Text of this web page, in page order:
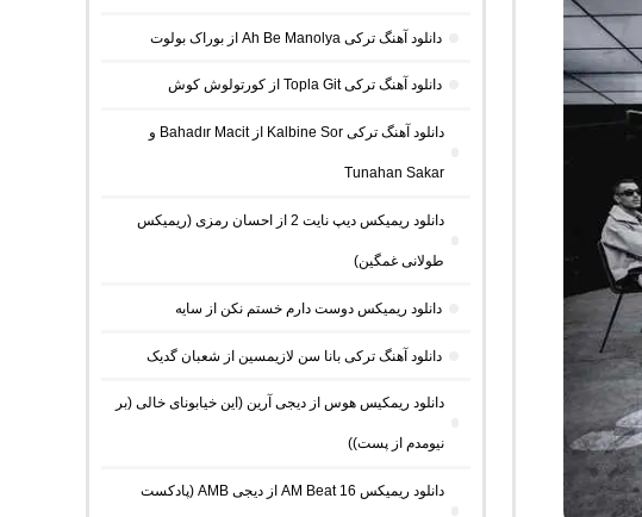
دانلود آهنگ ترکی Ah Be Manolya از بوراک بولوت
دانلود آهنگ ترکی Topla Git از کورتولوش کوش
دانلود آهنگ ترکی Kalbine Sor از Bahadır Macit و
Tunahan Sakar
دانلود ریمیکس دیپ نایت 2 از احسان رمزی (ریمیکس
طولانی غمگین)
دانلود ریمیکس دوست دارم خستم نکن از سایه
دانلود آهنگ ترکی بانا سن لازیمسین از شعبان گدیک
دانلود ریمکیس هوس از دیجی آرین (این خیابونای خالی (بر
نیومدم از پست))
دانلود ریمیکس AM Beat 16 از دیجی AMB (پادکست